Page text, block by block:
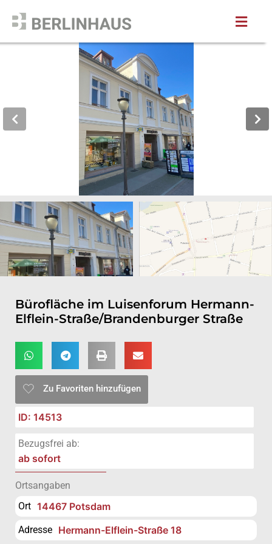
Bürofläche im Luisenforum Hermann-
Elflein-Straße/Brandenburger Straße
Zu Favoriten hinzufügen
ID: 14513
Bezugsfrei ab:
ab sofort
Ortsangaben
Ort 14467 Potsdam
Adresse Hermann-Elflein-Straße 18